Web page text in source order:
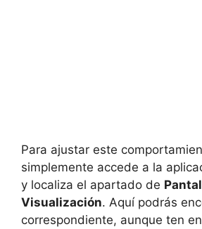
Para ajustar este
simplemente accede a la
y localiza el apartado de
Visualización. Aquí podrás
correspondiente, aunque ten